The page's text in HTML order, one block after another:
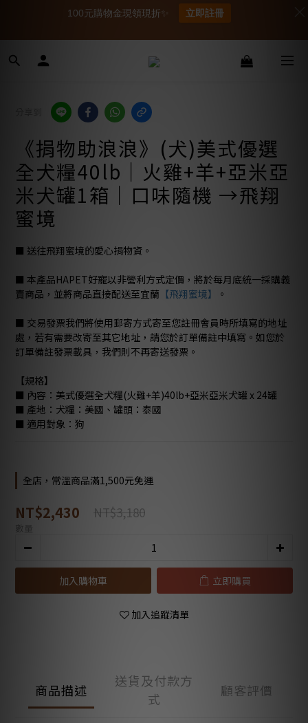
《捐物助浪浪》(犬)美式優選
全犬糧40lb｜火雞+羊+亞米亞
米犬罐1箱｜口味隨機 →飛翔
蜜境
■ 送往飛翔蜜境的愛心捐物資。
■ 本產品HAPET好寵以非營利方式定價，將於每月底統一採購義
賣商品，並將商品直接配送至宜蘭 【飛翔蜜境】 。
■ 交易發票我們將使用郵寄方式寄至您註冊會員時所填寫的地址
處，若有需要改寄至其它地址，請您於訂單備註中填寫。如您於
訂單備註發票載具，我們則不再寄送發票。
【規格】
■ 內容：美式優選全犬糧(火雞+羊)40lb+亞米亞米犬罐 x 24罐
■ 產地：犬糧：美國、罐頭：泰國
■ 適用對象：狗
全店，常溫商品滿1,500元免運
NT$2,430 NT$3,180
加入購物車 立即購買
加入追蹤清單
商品描述
送貨及付款方
式
顧客評價
100元購物金現領現折✨ 立即註冊